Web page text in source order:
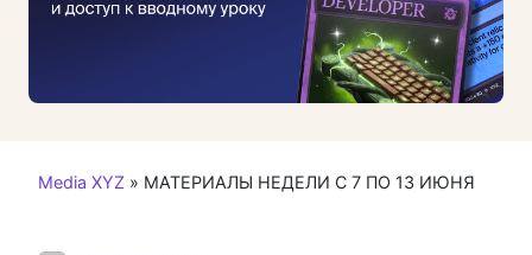
Media XYZ » МАТЕРИАЛЫ НЕДЕЛИ С 7 ПО 13 ИЮНЯ